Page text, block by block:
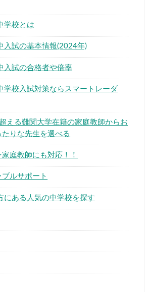
学校とは
入試の基本情報(2024年)
入試の合格者や倍率
学校入試対策ならスマートレーダ
える難関大学在籍の家庭教師から
たりな先生を選べる
庭教師にも対応！！
ルサポート
にある人気の中学校を探す